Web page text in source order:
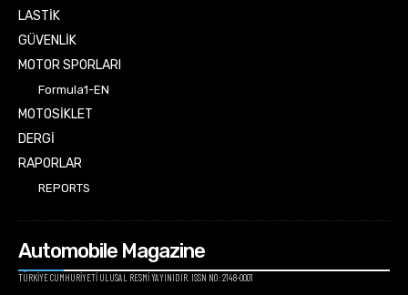
LASTİK
GÜVENLİK
MOTOR SPORLARI
Formula1-EN
MOTOSİKLET
DERGİ
RAPORLAR
REPORTS
Automobile Magazine
TÜRKİYE CUMHURİYETİ ULUSAL RESMİ YAYINIDIR. ISSN NO: 2148-0001